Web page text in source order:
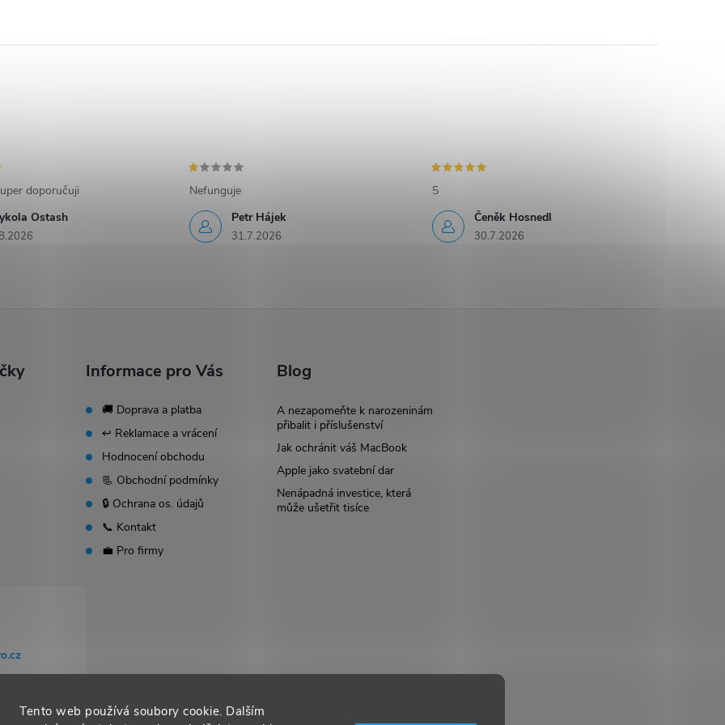
Tento web používá soubory cookie. Dalším
Ostash
doporučuji
Petr Hájek
31.7.2026
Nefunguje
Čeněk Hosnedl
30.7.2026
5
Informace pro Vás
🚚 Doprava a platba
↩️ Reklamace a vrácení
Hodnocení obchodu
📃 Obchodní podmínky
🔒 Ochrana os. údajů
📞 Kontakt
💼 Pro firmy
Blog
A nezapomeňte k narozeninám
přibalit i příslušenství
Jak ochránit váš MacBook
Apple jako svatební dar
Nenápadná investice, která
může ušetřit tisíce